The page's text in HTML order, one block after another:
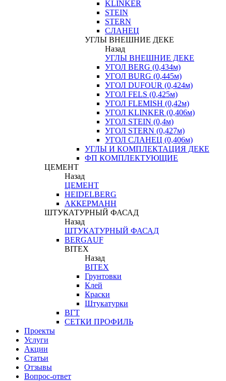
KLINKER
STEIN
STERN
СЛАНЕЦ
УГЛЫ ВНЕШНИЕ ДЕКЕ
Назад
УГЛЫ ВНЕШНИЕ ДЕКЕ
УГОЛ BERG (0,434м)
УГОЛ BURG (0,445м)
УГОЛ DUFOUR (0,424м)
УГОЛ FELS (0,425м)
УГОЛ FLEMISH (0,42м)
УГОЛ KLINKER (0,406м)
УГОЛ STEIN (0,4м)
УГОЛ STERN (0,427м)
УГОЛ СЛАНЕЦ (0,406м)
УГЛЫ И КОМПЛЕКТАЦИЯ ДЕКЕ
ФП КОМПЛЕКТУЮЩИЕ
ЦЕМЕНТ
Назад
ЦЕМЕНТ
HEIDELBERG
АККЕРМАНН
ШТУКАТУРНЫЙ ФАСАД
Назад
ШТУКАТУРНЫЙ ФАСАД
BERGAUF
BITEX
Назад
BITEX
Грунтовки
Клей
Краски
Штукатурки
ВГТ
СЕТКИ ПРОФИЛЬ
Проекты
Услуги
Акции
Статьи
Отзывы
Вопрос-ответ